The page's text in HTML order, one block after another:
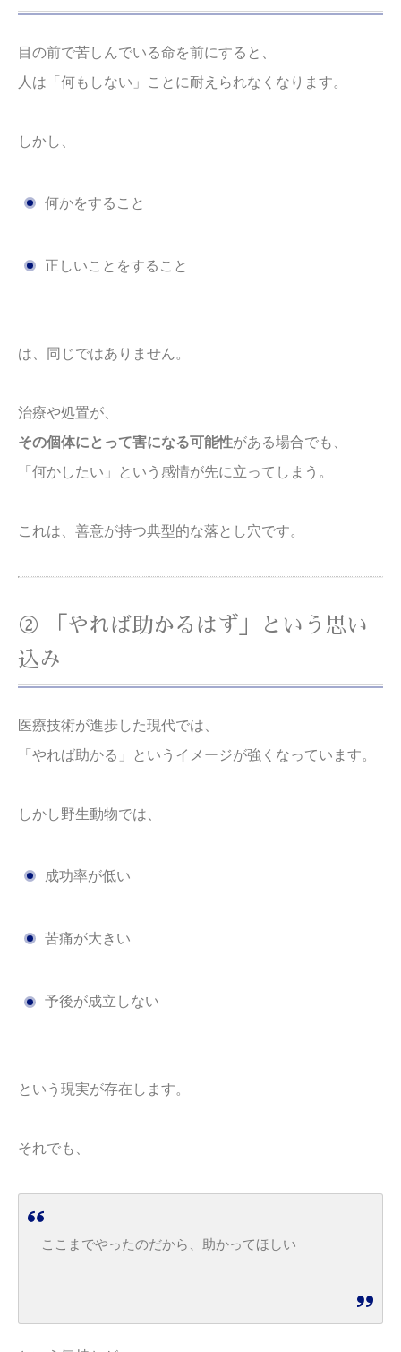
目の前で苦しんでいる命を前にすると、
人は「何もしない」ことに耐えられなくなります。
しかし、
何かをすること
正しいことをすること
は、同じではありません。
治療や処置が、
その個体にとって害になる可能性がある場合でも、
「何かしたい」という感情が先に立ってしまう。
これは、善意が持つ典型的な落とし穴です。
② 「やれば助かるはず」という思い
込み
医療技術が進歩した現代では、
「やれば助かる」というイメージが強くなっています。
しかし野生動物では、
成功率が低い
苦痛が大きい
予後が成立しない
という現実が存在します。
それでも、
ここまでやったのだから、助かってほしい